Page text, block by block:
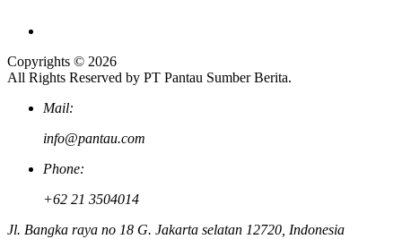
Copyrights © 2026
All Rights Reserved by PT Pantau Sumber Berita.
Mail:
info@pantau.com
Phone:
+62 21 3504014
Jl. Bangka raya no 18 G. Jakarta selatan 12720, Indonesia